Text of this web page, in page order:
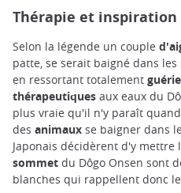
Thérapie et inspiration
Selon la légende un couple
patte, se serait baigné dans
en ressortant totalement guérie
thérapeutiques aux eaux du
plus vraie qu'il n'y paraît
des animaux se baigner dans
Japonais décidèrent d'y mettre
sommet du Dôgo Onsen sont
blanches qui rappellent donc